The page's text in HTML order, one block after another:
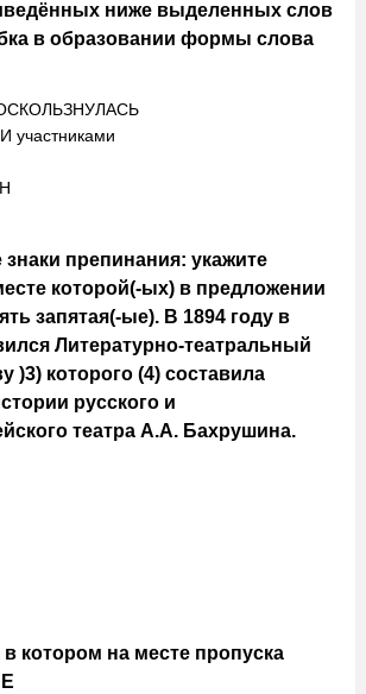
ниже выделенных слов
в образовании формы слова
знаки препинания: укажите
которой(-ых) в предложении
запятая(-ые). В 1894 году в
Литературно-театральный
)3) которого (4) составила
русского и
театра А.А. Бахрушина.
котором на месте пропуска